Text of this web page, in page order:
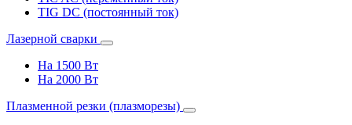
TIG DC (постоянный ток)
Лазерной сварки
На 1500 Вт
На 2000 Вт
Плазменной резки (плазморезы)